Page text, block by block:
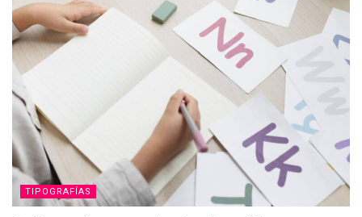
TIPOGRAFÍAS